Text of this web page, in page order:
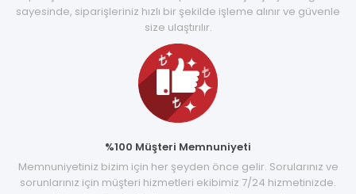
sayesinde, siparişleriniz hızlı bir şekilde işleme alınır ve güvenle
size ulaştırılır.
%100 Müşteri Memnuniyeti
Memnuniyetiniz bizim için her şeyden önce gelir. Sorularınız ve
sorunlarınız için müşteri hizmetleri ekibimiz 7/24 hizmetinizde.